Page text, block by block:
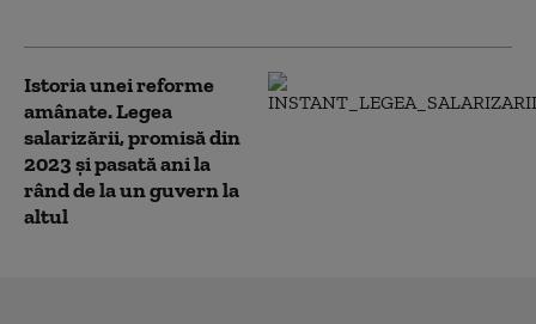
Istoria unei reforme
amânate. Legea
salarizării, promisă din
2023 și pasată ani la
rând de la un guvern la
altul